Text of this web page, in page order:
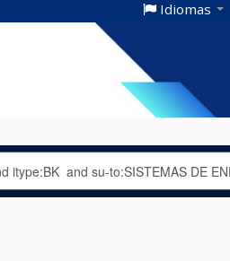
Idiomas